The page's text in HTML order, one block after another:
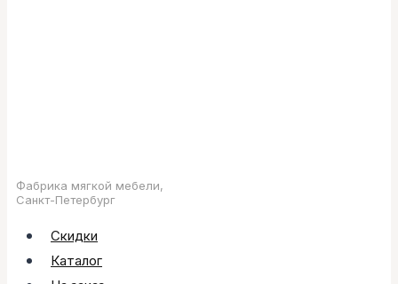
Фабрика мягкой мебели,
Санкт-Петербург
Скидки
Каталог